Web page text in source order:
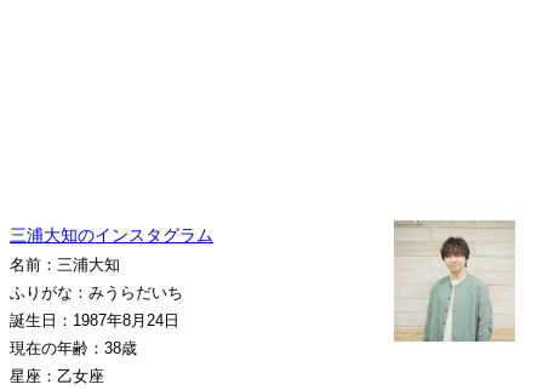
三浦大知のインスタグラム
名前：三浦大知
ふりがな：みうらだいち
誕生日：1987年8月24日
現在の年齢：38歳
星座：乙女座